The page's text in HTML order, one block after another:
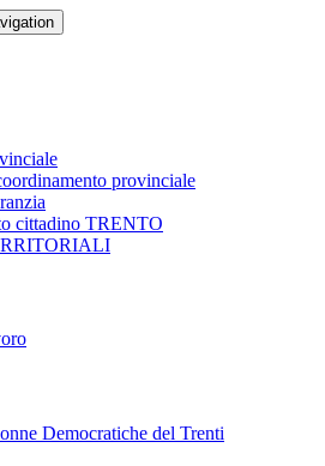
provinciale
cittadino TRENTO
Democratiche del Trenti